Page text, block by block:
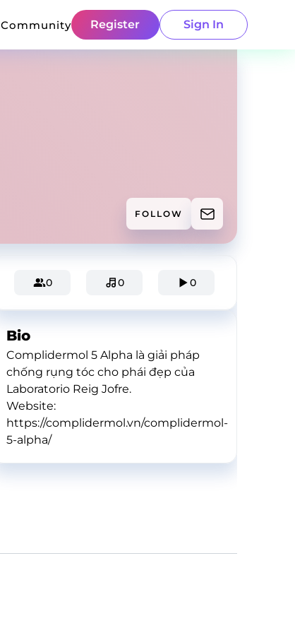
Community Register Sign In
FOLLOW
0 0 0
Bio
Complidermol 5 Alpha là giải pháp
chống rụng tóc cho phái đẹp của
Laboratorio Reig Jofre.
Website:
https://complidermol.vn/complidermol-
5-alpha/